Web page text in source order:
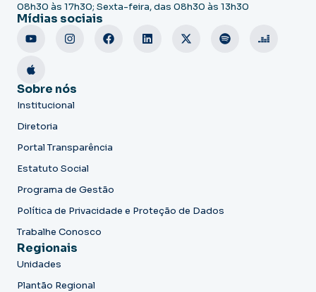
08h30 às 17h30; Sexta-feira, das 08h30 às 13h30
Mídias sociais
Sobre nós
Institucional
Diretoria
Portal Transparência
Estatuto Social
Programa de Gestão
Política de Privacidade e Proteção de Dados
Trabalhe Conosco
Regionais
Unidades
Plantão Regional